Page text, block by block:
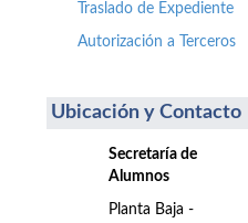
Traslado de Expediente
Autorización a Terceros
Ubicación y Contacto
Secretaría de
Alumnos
Planta Baja -